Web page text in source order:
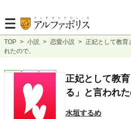
TOP > 小説 > 恋愛小説 > 正妃として教育
れたので。
恋愛 完結 短編
正妃として教
る」と言われた
水垣するめ